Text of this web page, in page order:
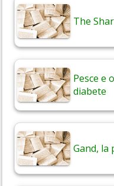
The
Pesce e
diabete
Gand, la